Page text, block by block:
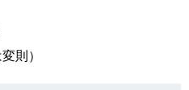
則）